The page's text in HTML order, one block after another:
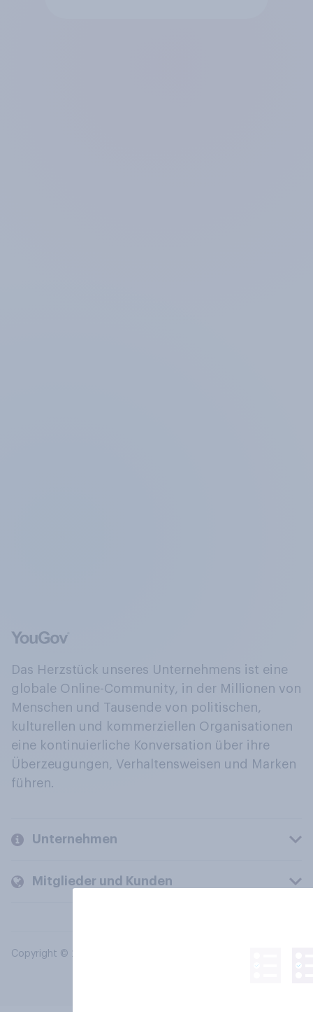
Das Herzstück unseres Unternehmens ist eine
globale Online-Community, in der Millionen von
Menschen und Tausende von politischen,
kulturellen und kommerziellen Organisationen
eine kontinuierliche Konversation über ihre
Überzeugungen, Verhaltensweisen und Marken
führen.
Unternehmen
Mitglieder und Kunden
Copyright © 2026 YouGov PLC. Alle Rechte vorbehalten.